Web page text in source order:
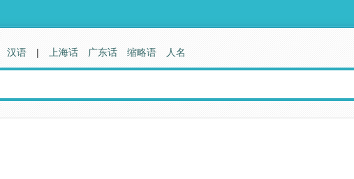
汉语 | 上海话 广东话 缩略语 人名